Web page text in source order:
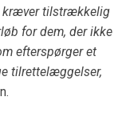
kræver tilstrækkelig
for dem, der ikke
efterspørger et
tilrettelæggelser,